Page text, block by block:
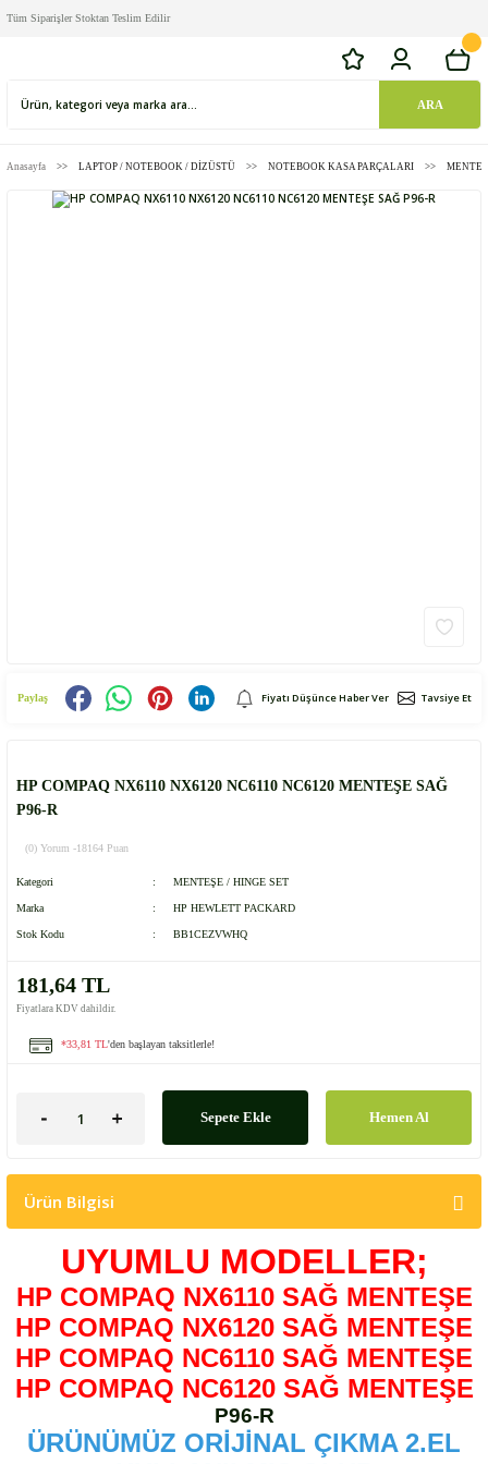
Tüm Siparişler Stoktan Teslim Edilir
ARA
Anasayfa LAPTOP / NOTEBOOK / DİZÜSTÜ NOTEBOOK KASA PARÇALARI
Paylaş Fiyatı Düşünce Haber Ver Tavsiye Et
HP COMPAQ NX6110 NX6120 NC6110 NC6120 MENTEŞE SAĞ
P96-R
(0) Yorum -18164 Puan
Kategori MENTEŞE / HINGE SET
Marka HP HEWLETT PACKARD
Stok Kodu BB1CEZVWHQ
181,64 TL
Fiyatlara KDV dahildir.
*33,81 TL'den başlayan taksitlerle!
Sepete Ekle Hemen Al
Ürün Bilgisi
UYUMLU MODELLER;
HP COMPAQ NX6110 SAĞ MENTEŞE
HP COMPAQ NX6120 SAĞ MENTEŞE
HP COMPAQ NC6110 SAĞ MENTEŞE
HP COMPAQ NC6120 SAĞ MENTEŞE
P96-R
ÜRÜNÜMÜZ ORİJİNAL ÇIKMA 2.EL